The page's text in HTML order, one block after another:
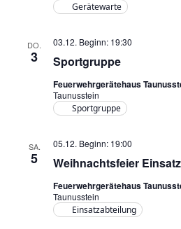
Gerätewarte
DO.
3 Sportgruppe
03.12. Beginn: 19:30
Feuerwehrgerätehaus
Taunusstein
Sportgruppe
SA.
5 Weihnachtsfeier
05.12. Beginn: 19:00
Feuerwehrgerätehaus
Taunusstein
Einsatzabteilung